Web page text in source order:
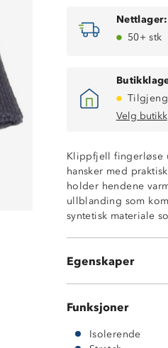
Nettlager:
50+ stk
Velg butikk
Klippfjell fingerløse
hansker med
holder hendene
ullblanding som
syntetisk materiale
Egenskaper
Fingerløse
Myk ull
4-veisstretch
OekoTex®
Funksjoner
Isolerende